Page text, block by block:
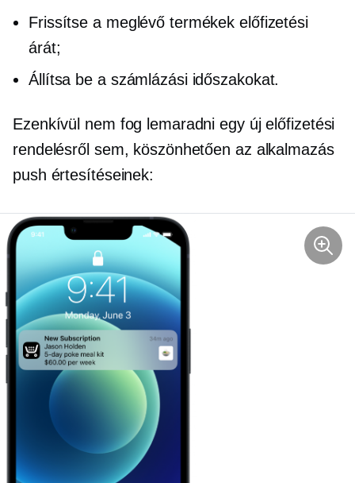
Frissítse a meglévő termékek előfizetési
árát;
Állítsa be a számlázási időszakokat.
Ezenkívül nem fog lemaradni egy új előfizetési
rendelésről sem, köszönhetően az alkalmazás
push értesítéseinek: